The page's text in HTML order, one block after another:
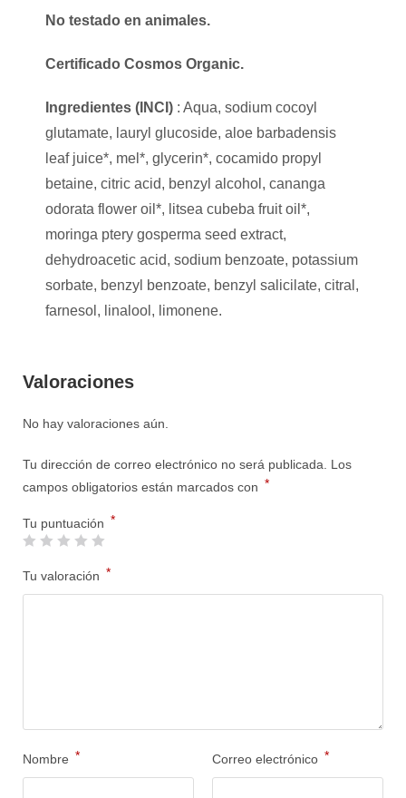
No testado en animales.
Certificado Cosmos Organic.
Ingredientes (INCI) : Aqua, sodium cocoyl
glutamate, lauryl glucoside, aloe barbadensis
leaf juice*, mel*, glycerin*, cocamido propyl
betaine, citric acid, benzyl alcohol, cananga
odorata flower oil*, litsea cubeba fruit oil*,
moringa ptery gosperma seed extract,
dehydroacetic acid, sodium benzoate, potassium
sorbate, benzyl benzoate, benzyl salicilate, citral,
farnesol, linalool, limonene.
Valoraciones
No hay valoraciones aún.
Tu dirección de correo electrónico no será publicada.
Los
campos obligatorios están marcados con *
Tu puntuación *
Tu valoración *
Nombre * Correo electrónico *